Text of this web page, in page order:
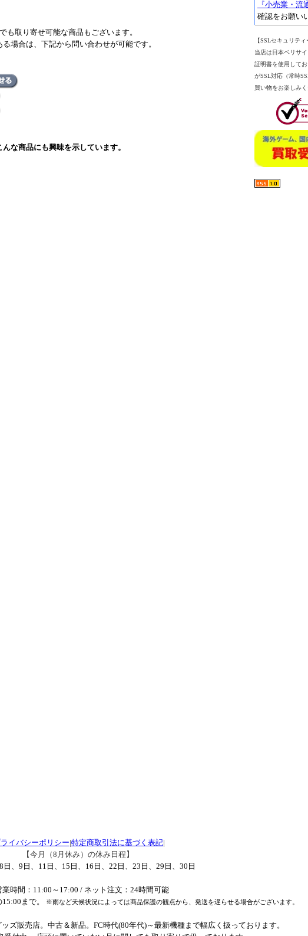
取り寄せ可能な商品もございます。
場合は、下記から問い合わせが可能です。
な商品にも興味を示しています。
『小売業・流
確認をお願い
【SSLセキュリティ
当店は日本ベリサ
証明書を使用して
がSSL対応（常時
買い物をお楽しみく
イバシーポリシー|特定商取引法に基づく表記|
【今月（8月休み）の休み日程】
日、9日、11日、15日、16日、22日、23日、29日、30日
時間：11:00～17:00 / ネット注文：24時間可能
まで。
※雨など天候状況によっては商品保護の観点から、発送を遅らせる場合がございます。
ズ販売店。中古＆新品。FC時代(80年代)～最新機種まで幅広く扱っております。